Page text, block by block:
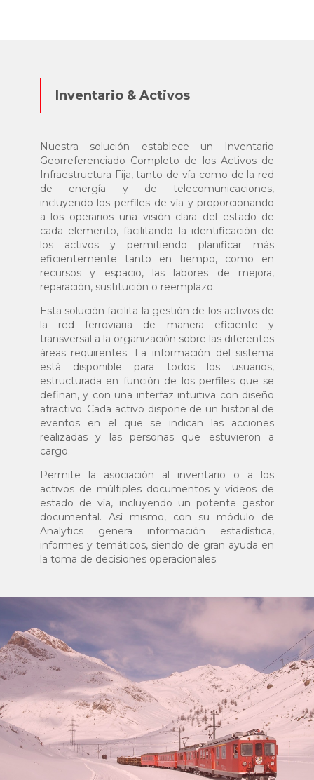
Inventario & Activos
Nuestra solución establece un Inventario
Georreferenciado Completo de los Activos de
Infraestructura Fija, tanto de vía como de la red
de energía y de telecomunicaciones,
incluyendo los perfiles de vía y proporcionando
a los operarios una visión clara del estado de
cada elemento, facilitando la identificación de
los activos y permitiendo planificar más
eficientemente tanto en tiempo, como en
recursos y espacio, las labores de mejora,
reparación, sustitución o reemplazo.
Esta solución facilita la gestión de los activos de
la red ferroviaria de manera eficiente y
transversal a la organización sobre las diferentes
áreas requirentes. La información del sistema
está disponible para todos los usuarios,
estructurada en función de los perfiles que se
definan, y con una interfaz intuitiva con diseño
atractivo. Cada activo dispone de un historial de
eventos en el que se indican las acciones
realizadas y las personas que estuvieron a
cargo.
Permite la asociación al inventario o a los
activos de múltiples documentos y vídeos de
estado de vía, incluyendo un potente gestor
documental. Así mismo, con su módulo de
Analytics genera información estadística,
informes y temáticos, siendo de gran ayuda en
la toma de decisiones operacionales.